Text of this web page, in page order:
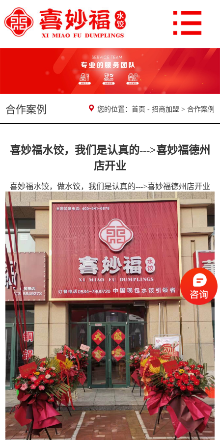
合作案例 您的位置： 首页 - 招商加盟 > 合作案例
喜妙福水饺，我们是认真的--->喜妙福德州
店开业
喜妙福水饺，做水饺，我们是认真的--->喜妙福德州店开业